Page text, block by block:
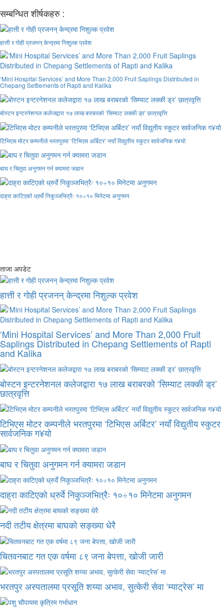
सम्बन्धित शीर्षकहरु :
हात्ती र गोही प्रजनन् केन्द्रमा निशुल्क प्रवेश
‘Mini Hospital Services’ and More Than 2,000 Fruit Saplings Distributed in
Chepang Settlements of Rapti and Kalika
बोस्टन इन्टरनेशनल कलेजद्वारा १७ लाख बराबरको ‘सिम्याट लक्की ड्र’ छात्रवृत्ति
टिभिएस मोटर कम्पनीले भरतपुरमा ‘टिभिएस अर्बिटर’ नयाँ विद्युतीय स्कुटर सार्वजनिक ग¥यो
बाघ र चितुवा अनुगमन गर्न क्यामरा जडान
दाह्रा काटिएको ध्रुर्वे निकुञ्जभित्रैः १०÷१० मिनेटमा अनुगमन
ताजा अपडेट
हात्ती र गोही प्रजनन् केन्द्रमा निशुल्क प्रवेश
‘Mini Hospital Services’ and More Than 2,000 Fruit
Saplings Distributed in Chepang Settlements of Rapti
and Kalika
बोस्टन इन्टरनेशनल कलेजद्वारा १७ लाख बराबरको ‘सिम्याट लक्की ड्र’
छात्रवृत्ति
टिभिएस मोटर कम्पनीले भरतपुरमा ‘टिभिएस अर्बिटर’ नयाँ विद्युतीय स्कुटर
सार्वजनिक ग¥यो
बाघ र चितुवा अनुगमन गर्न क्यामरा जडान
दाह्रा काटिएको ध्रुर्वे निकुञ्जभित्रैः १०÷१० मिनेटमा अनुगमन
नदी तटीय क्षेत्रमा बाघको सङ्ख्या धेरै
चितवनबाट गत एक वर्षमा ८९ जना बेपत्ता, खोजी जारी
भरतपुर अस्पतालमा प्रसूति शय्या अभाव, सुत्केरी सेवा ‘म्याट्रेस’ मा